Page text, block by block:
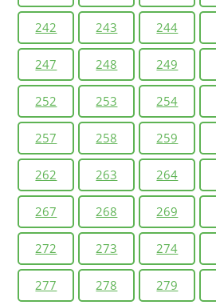
242 243 244
247 248 249
252 253 254
257 258 259
262 263 264
267 268 269
272 273 274
277 278 279